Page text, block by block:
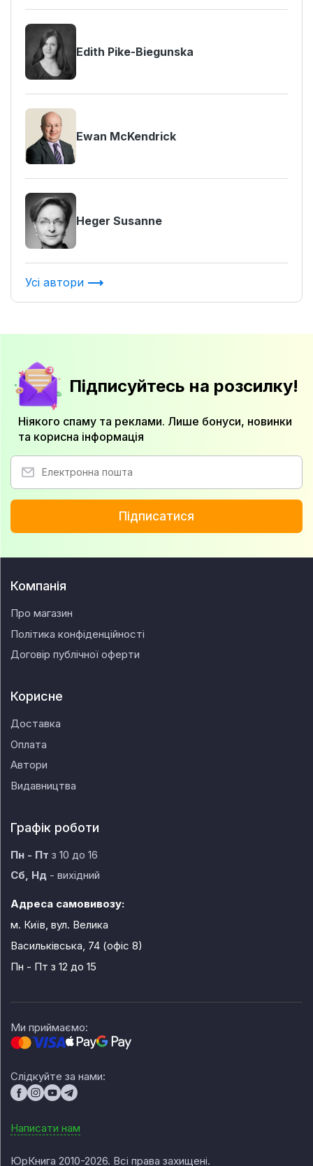
Edith Pike-Biegunska
Ewan McKendrick
Heger Susanne
Усі автори
Підписуйтесь на розсилку!
Ніякого спаму та реклами. Лише бонуси, новинки
та корисна інформація
Підписатися
Компанія
Про магазин
Політика конфіденційності
Договір публічної оферти
Корисне
Доставка
Оплата
Автори
Видавництва
Графік роботи
Пн - Пт з 10 до 16
Сб, Нд - вихідний
Адреса самовивозу:
м. Київ, вул. Велика
Васильківська, 74 (офіс 8)
Пн - Пт з 12 до 15
Ми приймаємо:
Слідкуйте за нами:
Написати нам
ЮрКнига 2010-2026. Всі права захищені.